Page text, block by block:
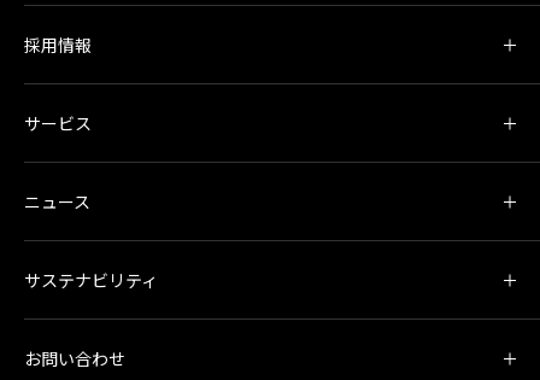
採用情報
サービス
ニュース
サステナビリティ
お問い合わせ